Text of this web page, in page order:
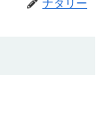
ナタリー